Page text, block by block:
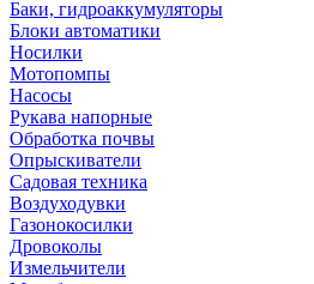
Баки, гидроаккумуляторы
Блоки автоматики
Носилки
Мотопомпы
Насосы
Рукава напорные
Обработка почвы
Опрыскиватели
Садовая техника
Воздуходувки
Газонокосилки
Дровоколы
Измельчители